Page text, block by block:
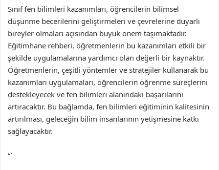
Sınıf fen bilimleri kazanımları, öğrencilerin bilimsel
düşünme becerilerini geliştirmeleri ve çevrelerine duyarlı
bireyler olmaları açısından büyük önem taşımaktadır.
Eğitimhane rehberi, öğretmenlerin bu kazanımları etkili bir
şekilde uygulamalarına yardımcı olan değerli bir kaynaktır.
Öğretmenlerin, çeşitli yöntemler ve stratejiler kullanarak bu
kazanımları uygulamaları, öğrencilerin öğrenme süreçlerini
destekleyecek ve fen bilimleri alanındaki başarılarını
artıracaktır. Bu bağlamda, fen bilimleri eğitiminin kalitesinin
artırılması, geleceğin bilim insanlarının yetişmesine katkı
sağlayacaktır.
“`